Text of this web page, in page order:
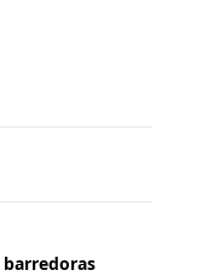
barredoras